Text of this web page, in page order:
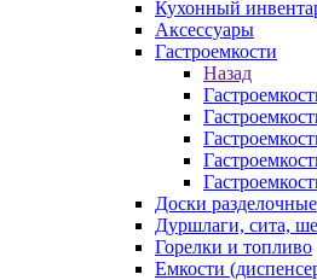
Кухонный
Аксессуары
Гастроемкости
Назад
Доски разделочные
Дуршлаги, сита,
Горелки и топливо
Емкости